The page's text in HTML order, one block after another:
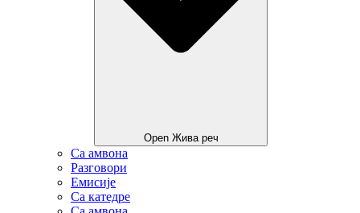
Open Жива реч
Са амвона
Разговори
Емисије
Са катедре